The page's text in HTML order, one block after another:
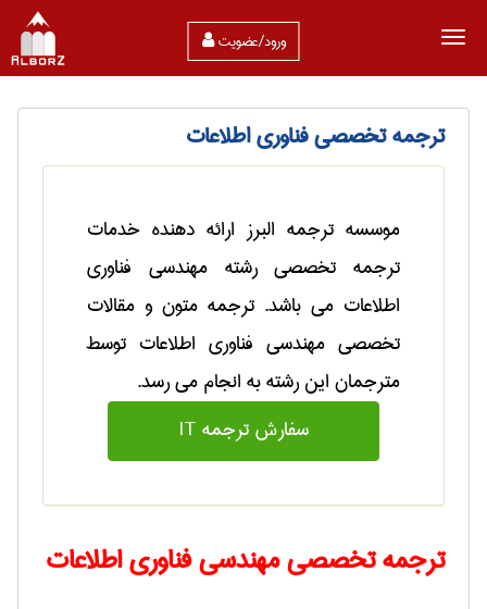
ورود/عضویت
ترجمه تخصصی فناوری اطلاعات
موسسه ترجمه البرز ارائه دهنده خدمات
ترجمه تخصصی رشته مهندسی فناوری
اطلاعات می باشد. ترجمه متون و مقالات
تخصصی مهندسی فناوری اطلاعات توسط
مترجمان این رشته به انجام می رسد.
سفارش ترجمه IT
ترجمه تخصصی مهندسی فناوری اطلاعات